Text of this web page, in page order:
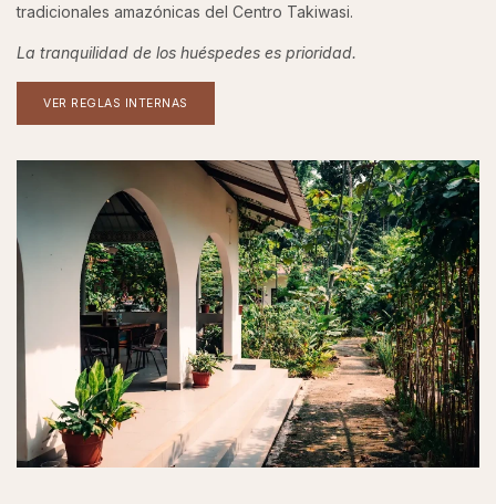
tradicionales amazónicas del Centro Takiwasi.
La tranquilidad de los huéspedes es prioridad.
VER REGLAS INTERNAS